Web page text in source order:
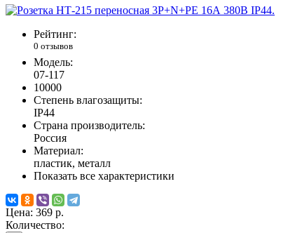
Рейтинг:
0 отзывов
Модель:
07-117
10000
Степень влагозащиты:
IP44
Страна производитель:
Россия
Материал:
пластик, металл
Показать все характеристики
Цена: 369 р.
Количество: